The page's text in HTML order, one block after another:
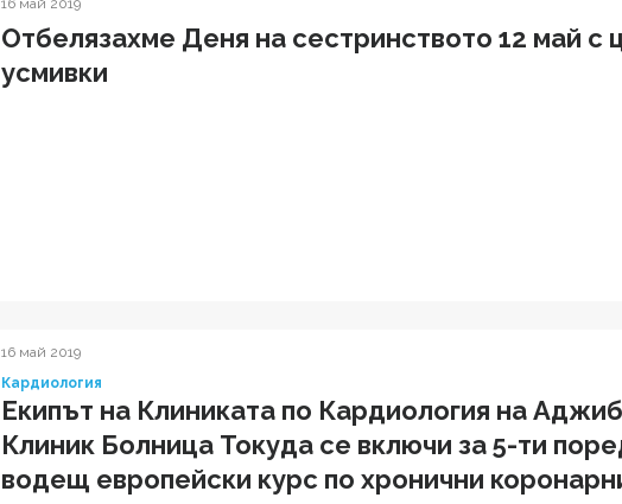
Отбелязахме Деня на сестринството 12 май с
усмивки
16 май 2019
Кардиология
Екипът на Клиниката по Кардиология на
Клиник Болница Токуда се включи за 5-ти
водещ европейски курс по хронични